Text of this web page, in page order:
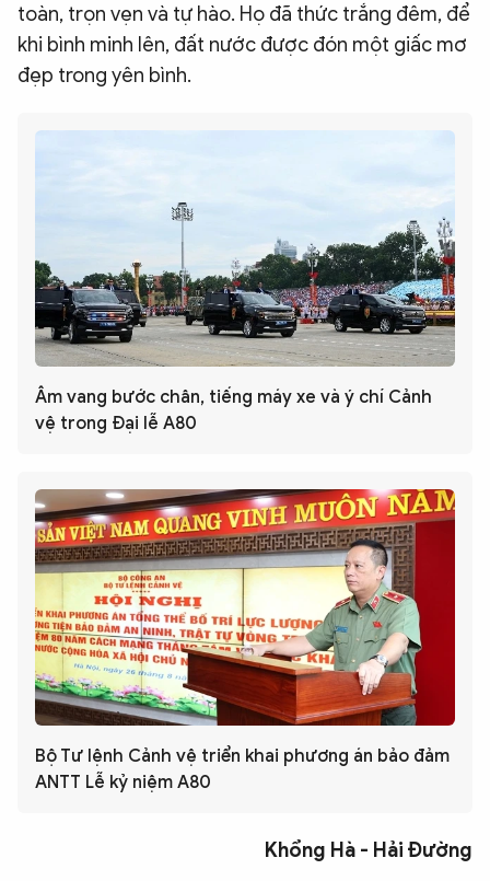
toàn, trọn vẹn và tự hào. Họ đã thức trắng đêm, để
khi bình minh lên, đất nước được đón một giấc mơ
đẹp trong yên bình.
Âm vang bước chân, tiếng máy xe và ý chí Cảnh
vệ trong Đại lễ A80
Bộ Tư lệnh Cảnh vệ triển khai phương án bảo đảm
ANTT Lễ kỷ niệm A80
Khổng Hà - Hải Đường